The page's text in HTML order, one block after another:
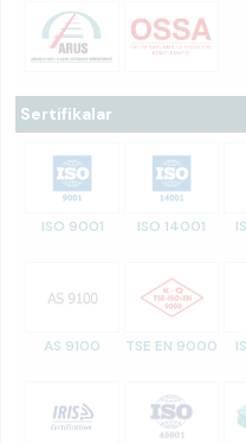
Sertifikalar
ISO 9001 ISO 14001
AS 9100 TSE EN 9000